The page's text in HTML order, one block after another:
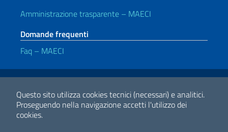
Questo sito utilizza cookies tecnici (necessari) e analitici.
Proseguendo nella navigazione accetti l'utilizzo dei
cookies.
Amministrazione trasparente – MAECI
Domande frequenti
Faq – MAECI
Link Utili